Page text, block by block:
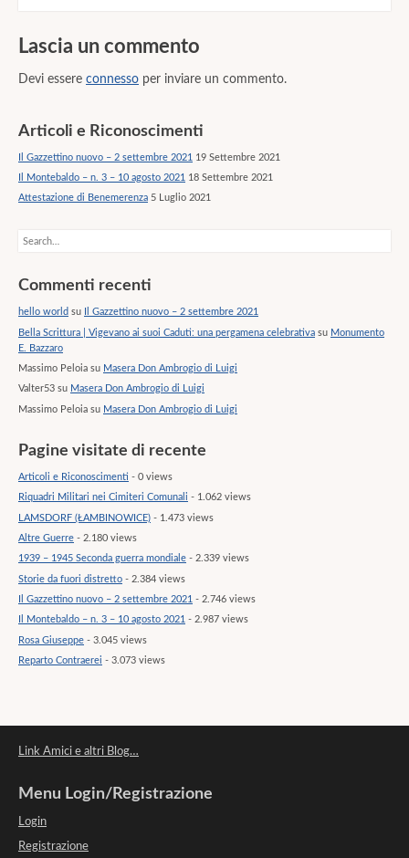
Lascia un commento
Devi essere connesso per inviare un commento.
Articoli e Riconoscimenti
Il Gazzettino nuovo – 2 settembre 2021 19 Settembre 2021
Il Montebaldo – n. 3 – 10 agosto 2021 18 Settembre 2021
Attestazione di Benemerenza 5 Luglio 2021
Search
Commenti recenti
hello world su Il Gazzettino nuovo – 2 settembre 2021
Bella Scrittura | Vigevano ai suoi Caduti: una pergamena celebrativa su Monumento
E. Bazzaro
Massimo Peloia su Masera Don Ambrogio di Luigi
Valter53 su Masera Don Ambrogio di Luigi
Massimo Peloia su Masera Don Ambrogio di Luigi
Pagine visitate di recente
Articoli e Riconoscimenti - 0 views
Riquadri Militari nei Cimiteri Comunali - 1.062 views
LAMSDORF (ŁAMBINOWICE) - 1.473 views
Altre Guerre - 2.180 views
1939 – 1945 Seconda guerra mondiale - 2.339 views
Storie da fuori distretto - 2.384 views
Il Gazzettino nuovo – 2 settembre 2021 - 2.746 views
Il Montebaldo – n. 3 – 10 agosto 2021 - 2.987 views
Rosa Giuseppe - 3.045 views
Reparto Contraerei - 3.073 views
Link Amici e altri Blog…
Menu Login/Registrazione
Login
Registrazione